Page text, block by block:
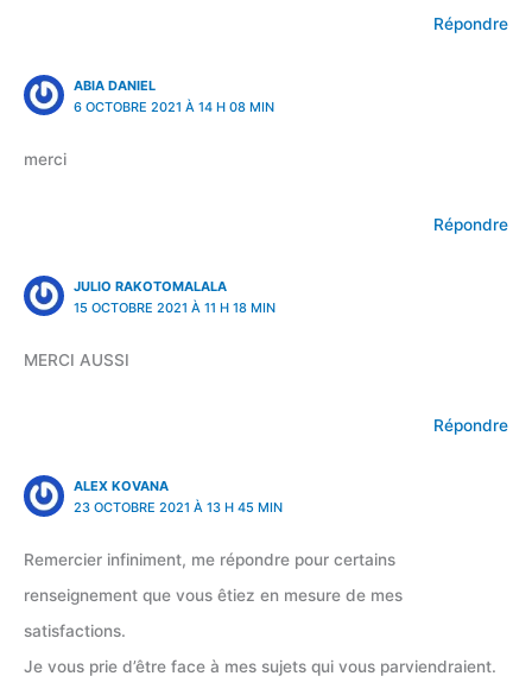
Répondre
ABIA DANIEL
6 OCTOBRE 2021 À 14 H 08 MIN
merci
Répondre
JULIO RAKOTOMALALA
15 OCTOBRE 2021 À 11 H 18 MIN
MERCI AUSSI
Répondre
ALEX KOVANA
23 OCTOBRE 2021 À 13 H 45 MIN
Remercier infiniment, me répondre pour certains
renseignement que vous êtiez en mesure de mes
satisfactions.
Je vous prie d’être face à mes sujets qui vous parviendraient.